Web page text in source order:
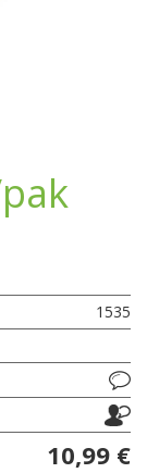
1535
10,99 €